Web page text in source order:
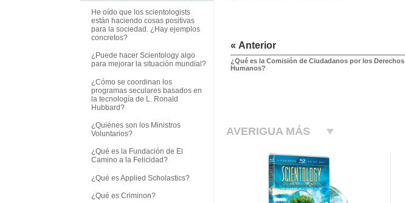
« Anterior
¿Qué es la Comisión de Ciudadanos por los Derechos
Humanos?
AVERIGUA MÁS
He oído que los scientologists
están haciendo cosas positivas
para la sociedad. ¿Hay ejemplos
concretos?
¿Puede hacer Scientology algo
para mejorar la situación mundial?
¿Cómo se coordinan los
programas seculares basados en
la tecnología de L. Ronald
Hubbard?
¿Quiénes son los Ministros
Voluntarios?
¿Qué es la Fundación de El
Camino a la Felicidad?
¿Qué es Applied Scholastics?
¿Qué es Criminon?